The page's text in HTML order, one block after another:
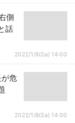
側
話
2022/1/8(Sa) 14:00
が危
2022/1/8(Sa) 14:00